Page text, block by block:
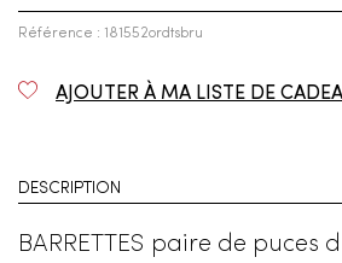
Référence : 181552ordtsbru
AJOUTER À MA LISTE DE
DESCRIPTION
BARRETTES paire de puces